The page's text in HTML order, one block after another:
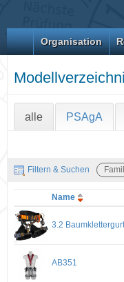
Organisation
alle PSAgA
Filtern & Suchen
Name
3.2 Baumklettergurt
AB351